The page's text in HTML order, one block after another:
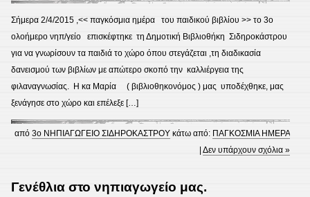
Σήμερα 2/4/2015 ,<< παγκόσμια ημέρα του παιδικού βιβλίου >> το 3ο
ολοήμερο νηπ/γείο επισκέφτηκε τη Δημοτική Βιβλιοθήκη Σιδηροκάστρου
για να γνωρίσουν τα παιδιά το χώρο όπου στεγάζεται ,τη διαδικασία
δανεισμού των βιβλίων με απώτερο σκοπό την καλλιέργεια της
φιλαναγνωσίας. Η κα Μαρία ( βιβλιοθηκονόμος ) μας υποδέχθηκε, μας
ξενάγησε στο χώρο και επέλεξε […]
από3ο ΝΗΠΙΑΓΩΓΕΙΟ ΣΙΔΗΡΟΚΑΣΤΡΟΥ κάτω από: ΠΑΓΚΟΣΜΙΑ ΗΜΕΡΑ
|Δεν υπάρχουν σχόλια »
Γενέθλια στο νηπιαγωγείο μας.